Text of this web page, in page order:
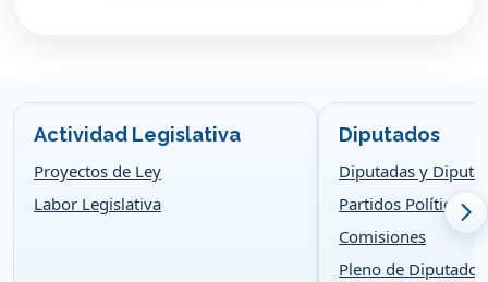
Actividad Legislativa
Proyectos de Ley
Labor Legislativa
Diputados
Diputadas y
Partidos Políticos
Comisiones
Pleno de Diputados